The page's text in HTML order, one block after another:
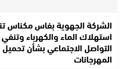
الشركة الجهوية بفاس مكناس
استهلاك الماء والكهرباء
التواصل الاجتماعي بشأن
المهرجانات